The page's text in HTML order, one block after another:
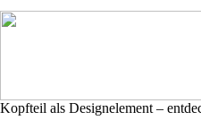
Kopfteil als Designelement –